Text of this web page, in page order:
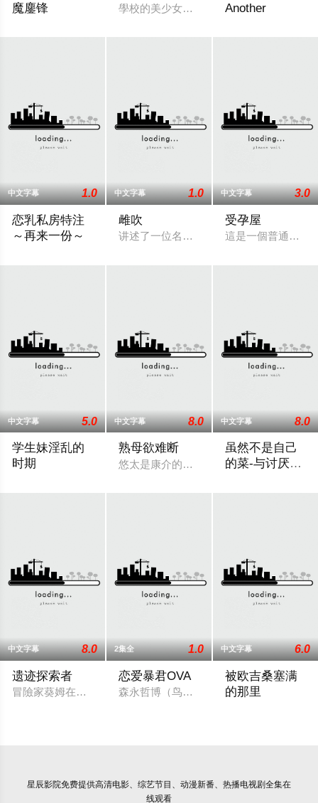
魔鏖锋
學校的美少女朧月在和男朋友幽會時，被
Another
中文字幕 1.0
恋乳私房特注
～再来一份～
中文字幕 1.0
雌吹
讲述了一位名叫爱（Ai）的角色面临的困
中文字幕 3.0
受孕屋
這是一個普通的上
中文字幕 5.0
学生妹淫乱的
时期
中文字幕 8.0
熟母欲难断
悠太是康介的好友，有一天他去康介家做
中文字幕 8.0
虽然不是自己
的菜-与讨厌姐
中文字幕 8.0
遗迹探索者
冒險家葵姆在旅途中發現了傳說中的「天堂之梯」地宮，成為了
2集全 1.0
恋爱暴君OVA
森永哲博（鸟海浩铺 配音）因性格开朗天
中文字幕 6.0
被欧吉桑塞满
的那里
星辰影院免费提供高清电影、综艺节目、动漫新番、热播电视剧全集在
线观看